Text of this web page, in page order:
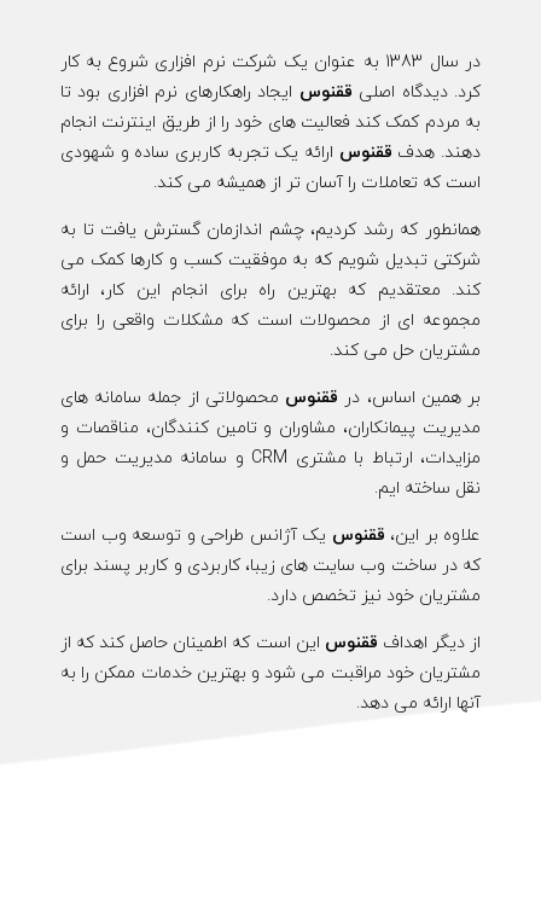
در سال 1383 به عنوان یک شرکت نرم افزاری شروع به کار
کرد. دیدگاه اصلی ققنوس ایجاد راهکارهای نرم افزاری بود تا
به مردم کمک کند فعالیت های خود را از طریق اینترنت انجام
دهند. هدف ققنوس ارائه یک تجربه کاربری ساده و شهودی
است که تعاملات را آسان تر از همیشه می کند.
همانطور که رشد کردیم، چشم اندازمان گسترش یافت تا به
شرکتی تبدیل شویم که به موفقیت کسب و کارها کمک می
کند. معتقدیم که بهترین راه برای انجام این کار، ارائه
مجموعه ای از محصولات است که مشکلات واقعی را برای
مشتریان حل می کند.
بر همین اساس، در ققنوس محصولاتی از جمله سامانه های
مدیریت پیمانکاران، مشاوران و تامین کنندگان، مناقصات و
مزایدات، ارتباط با مشتری CRM و سامانه مدیریت حمل و
نقل ساخته ایم.
علاوه بر این، ققنوس یک آژانس طراحی و توسعه وب است
که در ساخت وب سایت های زیبا، کاربردی و کاربر پسند برای
مشتریان خود نیز تخصص دارد.
از دیگر اهداف ققنوس این است که اطمینان حاصل کند که از
مشتریان خود مراقبت می شود و بهترین خدمات ممکن را به
آنها ارائه می دهد.